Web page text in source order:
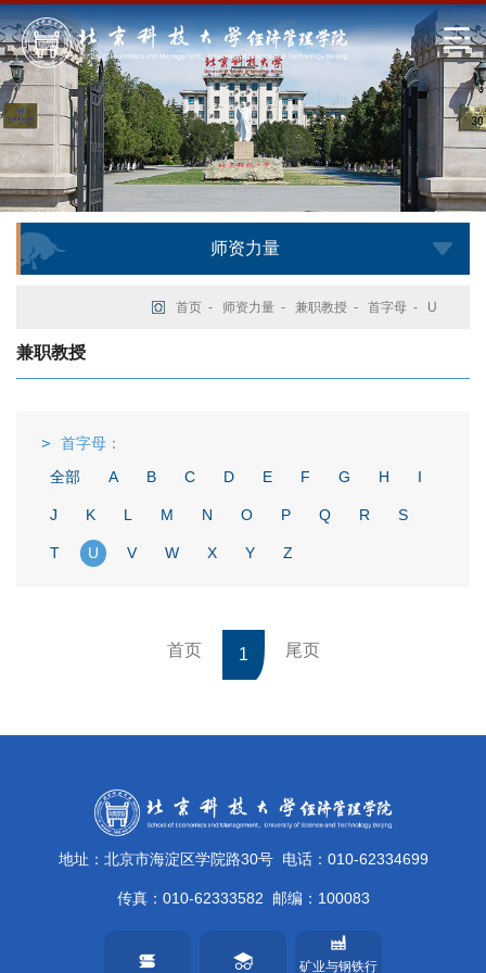
师资力量
首页 - 师资力量 - 兼职教授 - 首字母 - U
兼职教授
首字母：
全部
A B C D E F G H I
J K L M N O P Q R S
T U V W X Y Z
首页 1 尾页
地址：北京市海淀区学院路30号 电话：010-62334699
传真：010-62333582 邮编：100083
矿业与钢铁行